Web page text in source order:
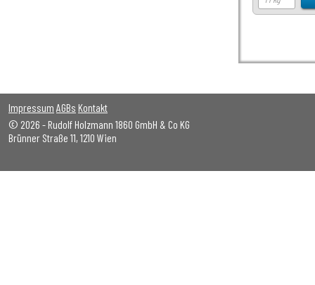
Impressum AGBs Kontakt
© 2026 - Rudolf Holzmann 1860 GmbH & Co KG
Brünner Straße 11, 1210 Wien